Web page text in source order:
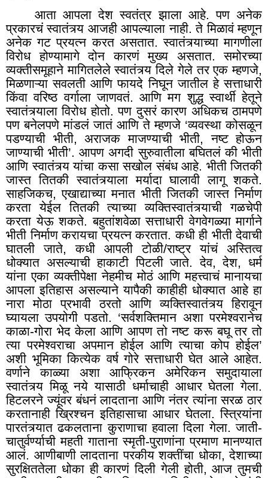
आता आपला देश स्वतंत्र झाला आहे. पण अनेक
प्रकारचं स्वातंत्र्य आजही आपल्याला नाही. ते मिळावं म्हणून
अनेक गट प्रयत्न करत असतात. स्वातंत्र्याच्या मागणीला
विरोध होण्यामागे दोन कारणं मुख्य असतात. समोरच्या
व्यक्तीसमूहाने मागितलेले स्वातंत्र्य दिले गेले तर एक म्हणजे,
मिळणाऱ्या सवलती आणि फायदे निघून जातील हे सत्ताधारी
किंवा वरिष्ठ वर्गाला जाणवतं. आणि मग शुद्ध स्वार्थी हेतूने
स्वातंत्र्याला विरोध होतो. पण दुसरं कारण अधिकच ठामपणे
पण बनेलपणे मांडलं जातं आणि ते म्हणजे ‘व्यवस्था कोसळून
पडण्याची भीती, अराजक माजण्याची भीती, नष्ट होऊन
जाण्याची भीती’. आपण अगदी सुरुवातीला बघितलं की भीती
आणि स्वातंत्र्य यांचा कसा सखोल संबंध आहे. भीती जितकी
जास्त तितकी स्वातंत्र्याला मर्यादा घालावी लागू शकते.
साहजिकच, एखाद्याच्या मनात भीती जितकी जास्त निर्माण
करता येईल तितकी त्याच्या व्यक्तिस्वातंत्र्याची गळचेपी
करता येऊ शकते. बहुतांशवेळा सत्ताधारी वेगवेगळ्या मार्गाने
भीती निर्माण करायचा प्रयत्न करतात. कधी ही भीती देवाची
घातली जाते, कधी आपली टोळी/राष्ट्र यांचं अस्तित्व
धोक्यात असल्याची हाकाटी पिटली जाते. देव, देश, धर्म
यांना एका व्यक्तीपेक्षा नेहमीच मोठं आणि महत्त्वाचं मानायचा
आपला इतिहास असल्याने यापैकी काहीही धोक्यात आहे हा
नारा मोठा प्रभावी ठरतो आणि व्यक्तिस्वातंत्र्य हिरावून
घ्यायला उपयोगी पडतो. ‘सर्वशक्तिमान अशा परमेश्वरानेच
काळा-गोरा भेद केला आणि आपण तो नष्ट करू बघू तर तो
त्या परमेश्वराचा अपमान होईल आणि त्याचा कोप होईल’
अशी भूमिका कित्येक वर्ष गोरे सत्ताधारी घेत आले आहेत.
वर्णाने काळ्या अशा आफ्रिकन अमेरिकन समुदायाला
स्वातंत्र्य मिळू नये यासाठी धर्माचाही आधार घेतला गेला.
हिटलरने ज्यूंवर बंधनं लादताना आणि नंतर त्यांना सरळ ठार
करतानाही ख्रिश्चन इतिहासाचा आधार घेतला. स्त्रियांना
पारतंत्र्यात ढकलताना कुराणाचा हवाला दिला गेला. जाती-
चातुर्वर्ण्याची महती गाताना स्मृती-पुराणांना प्रमाण मानण्यात
आलं. आणीबाणी लादताना परकीय शक्तींचा धोका, देशाच्या
सुरक्षिततेला धोका ही कारणं दिली गेली होती, आज तुमची